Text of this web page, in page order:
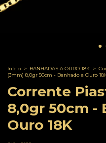
Início > BANHADAS A OURO 18K >
(3mm) 8,0gr 50cm - Banhado a Ouro
Corrente
8,0gr 50cm -
Ouro 18K